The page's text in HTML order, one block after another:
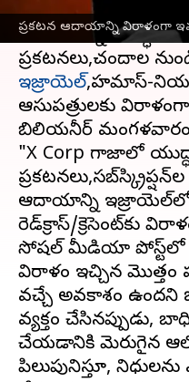
ప్రకటన ఆదాయాన్ని విరాళంగా
ఎలాన్ మస్క్సోషల్ మీడియా
జరుగుతున్న
ప్రకటనలు,చందాల
ఇజ్రాయెల్,హమాస్-
ఆసుపత్రులకు విరాళంగా
బిలియనీర్ మంగళవారం
"X Corp గాజాలో
ఆదాయాన్ని
రెడ్‌క్రాస్/క్రెసెంట్‌కు
సోషల్ మీడియా పోస్ట్‌లో
విరాళం ఇచ్చిన మొత్తం
వచ్చే అవకాశం
వ్యక్తం చేసినప్పుడు,
చేయడానికి మెరుగైన
పిలుపునిస్తూ,